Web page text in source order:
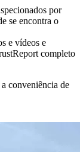
por
se encontra o
e vídeos e
completo
conveniência de